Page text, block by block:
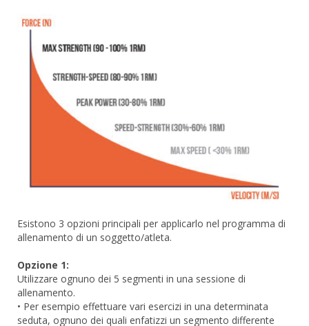
Esistono 3 opzioni principali per applicarlo nel programma di
allenamento di un soggetto/atleta.
Opzione 1:
Utilizzare ognuno dei 5 segmenti in una sessione di
allenamento.
• Per esempio effettuare vari esercizi in una determinata
seduta, ognuno dei quali enfatizzi un segmento differente